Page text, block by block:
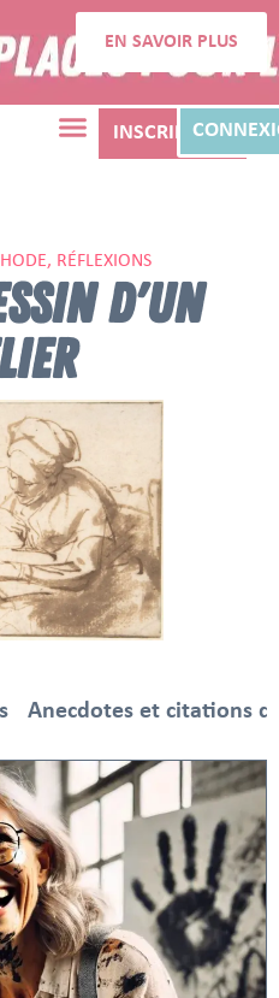
EN SAVOIR PLUS
INSCRIPTION
RÉFLEXIONS
D'UN
Anecdotes et citations